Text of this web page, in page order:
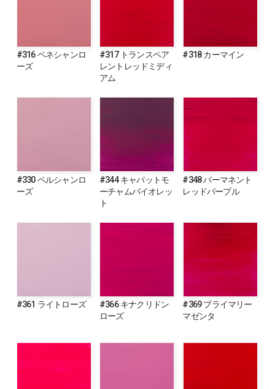
#316 ベネシャンロ
ーズ
#317 トランスペア
レントレッドミディ
アム
#318 カーマイン
#330 ペルシャンロ
ーズ
#344 キャパットモ
ーチャムバイオレッ
ト
#348 パーマネント
レッドパープル
#361 ライトローズ
#366 キナクリドン
ローズ
#369 プライマリー
マゼンタ